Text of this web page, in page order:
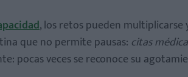
, los retos pueden multiplicarse
que no permite pausas: citas
pocas veces se reconoce su